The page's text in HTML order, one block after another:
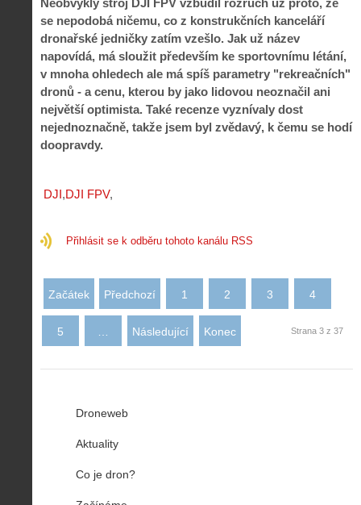
Neobvyklý stroj DJI FPV vzbudil rozruch už proto, že
se nepodobá ničemu, co z konstrukčních kanceláří
dronařské jedničky zatím vzešlo. Jak už název
napovídá, má sloužit především ke sportovnímu létání,
v mnoha ohledech ale má spíš parametry "rekreačních"
dronů - a cenu, kterou by jako lidovou neoznačil ani
největší optimista. Také recenze vyznívaly dost
nejednoznačně, takže jsem byl zvědavý, k čemu se hodí
doopravdy.
DJI DJI FPV
Přihlásit se k odběru tohoto kanálu RSS
Začátek Předchozí 1 2 3 4
5 Následující Konec Strana 3 z 37
Droneweb
Aktuality
Co je dron?